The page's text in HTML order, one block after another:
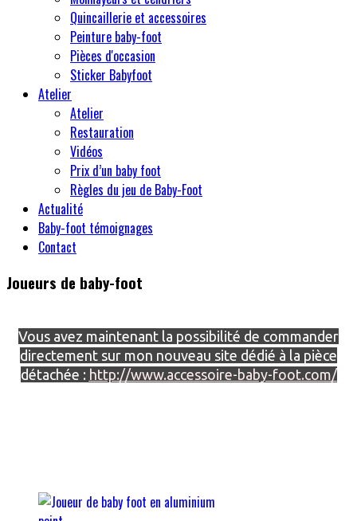
Quincaillerie et accessoires
Peinture baby-foot
Pièces d'occasion
Sticker Babyfoot
Atelier
Atelier
Restauration
Vidéos
Prix d’un baby foot
Règles du jeu de Baby-Foot
Actualité
Baby-foot témoignages
Contact
Joueurs de baby-foot
Vous avez maintenant la possibilité de commander
directement sur mon nouveau site dédié à la pièce
détachée : http://www.accessoire-baby-foot.com/